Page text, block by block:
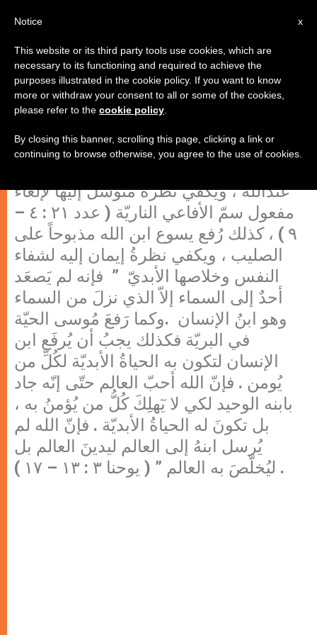
قوة الصليب هي الغفران
كما رفع موسى الحيّة النحاسيّة في
عندالله ، ويكفي نظرةُ متوسّل إليها لإلغاء
مفعول سمّ الأفاعي الناريّة ( عدد ٢١ : ٤ –
٩ ) ، كذلك رُفع يسوع ابن الله مذبوحاً على
الصليب ، ويكفي نظرةُ إيمان إليه لشفاء
النفس وخلاصها الأبديّ ” فإنه لم يَصعَد
أحدٌ إلى السماء إلاّ الذي نزلَ من السماء
وهو ابنُ الإنسان .وكما رَفعَ مُوسى الحيّة
في البريّة فكذلك يجبُ أن يُرفَع ابن
الإنسان لتكون به الحياةُ الأبديّة لكُلِّ من
يُومن . فإنّ الله أحبّ العالم حتّى إنّه جاد
بابنه الوحيد لكي لا يٓهلِكَ كُلُّ من يُؤمنُ به ،
بل تكونَ له الحياةُ الأبديّة . فإنّ الله لم
يُرسل ابنهُ إلى العالم ليدينَ العالم بل
ليُخلّصَ به العالم ” ( يوحنا ٣ : ١٣ – ١٧ ) .
x
Notice
This website or its third party tools use cookies, which are
necessary to its functioning and required to achieve the
purposes illustrated in the cookie policy. If you want to know
more or withdraw your consent to all or some of the cookies,
please refer to the cookie policy
By closing this banner, scrolling this page, clicking a link or
continuing to browse otherwise, you agree to the use of cookies.